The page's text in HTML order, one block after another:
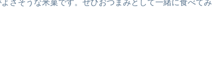
さそうな米菓です。ぜひおつまみとして一緒に食べてみ